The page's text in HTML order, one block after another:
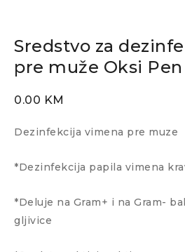
Sredstvo za
pre muže Oksi Pen
0.00 KM
Dezinfekcija vimena pre muze
*Dezinfekcija papila vimena
*Deluje na Gram+ i na Gram-
gljivice